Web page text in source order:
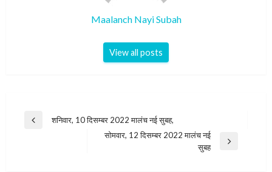
Maalanch Nayi Subah
View all posts
Post
Previous
शनिवार, 10 दिसम्बर 2022 मालंच नई सुबह,
सोमवार, 12 दिसम्बर 2022 मालंच नई
सुबह